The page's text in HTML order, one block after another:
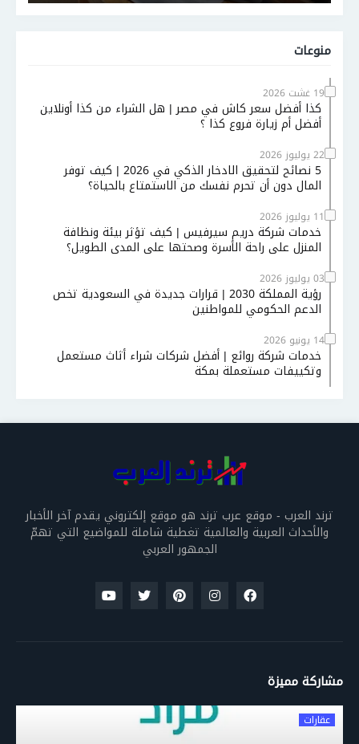
منوعات
19 غشت 2026
كذا أفضل سعر كاش في مصر | هل الشراء من كذا أونلاين
أفضل أم زيارة فروع كذا ؟
22 يوليوز 2026
5 نصائح لتحقيق الادخار الذكي في 2026 | كيف توفر
المال دون أن تحرم نفسك من الاستمتاع بالحياة؟
11 يوليوز 2026
خدمات شركة دريم سيرفيس | كيف تؤثر بيئة ونظافة
المنزل على راحة الأسرة وصحتها على المدى الطويل؟
03 يوليوز 2026
رؤية المملكة 2030 | قرارات جديدة في السعودية تخص
الدعم الحكومي للمواطنين
14 يونيو 2026
خدمات شركة روائع | أفضل شركات شراء أثاث مستعمل
وتكييفات مستعملة بمكة
ترند العرب - موقع عرب ترند هو موقع إلكتروني يقدم آخر الأخبار
والأحداث العربية والعالمية تغطية شاملة للمواضيع التي تهمّ
الجمهور العربي
مشاركة مميزة
عقارات